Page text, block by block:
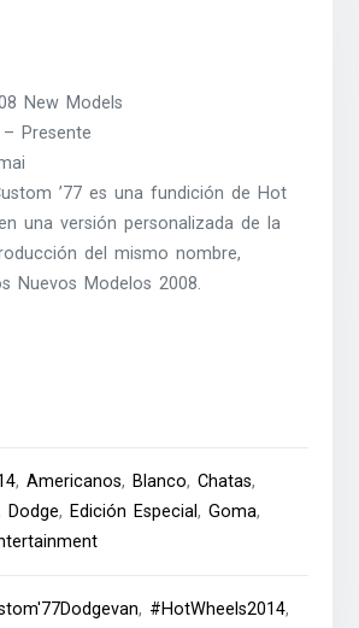
New Models
Presente
’77 es una fundición de Hot
una versión personalizada de la
del mismo nombre,
Nuevos Modelos 2008.
,Americanos, Blanco,Chatas,
Dodge, Edición Especial,Goma,
, #HotWheels2014,